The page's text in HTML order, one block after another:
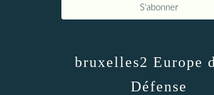
bruxelles2 Europe
Défense